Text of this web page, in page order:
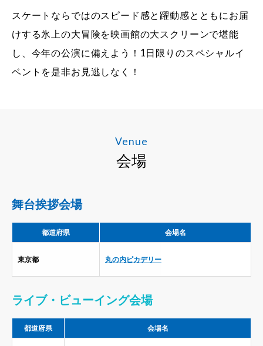
スケートならではのスピード感と躍動感とともにお届
けする氷上の大冒険を映画館の大スクリーンで堪能
し、今年の公演に備えよう！1日限りのスペシャルイ
ベントを是非お見逃しなく！
Venue
会場
舞台挨拶会場
都道府県 会場名
東京都 丸の内ピカデリー
ライブ・ビューイング会場
都道府県 会場名